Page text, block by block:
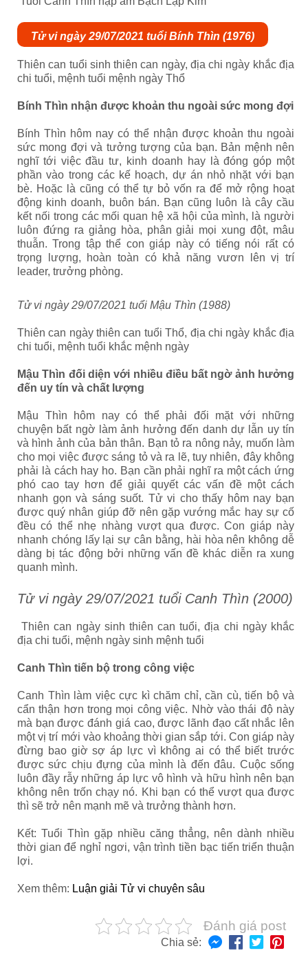
Tử vi ngày 29/07/2021 tuổi Bính Thìn (1976)
Thiên can tuổi sinh thiên can ngày, địa chi ngày khắc địa
chi tuổi, mệnh tuổi mệnh ngày Thổ
Bính Thìn nhận được khoản thu ngoài sức mong đợi
Bính Thìn hôm nay có thể nhận được khoản thu ngoài
sức mong đợi và tưởng tượng của bạn. Bản mệnh nên
nghĩ tới việc đầu tư, kinh doanh hay là đóng góp một
phần vào trong các kế hoạch, dự án nhỏ nhặt với bạn
bè. Hoặc là cũng có thể tự bỏ vốn ra để mở rộng hoạt
động kinh doanh, buôn bán. Bạn cũng luôn là cây cầu
kết nối trong các mối quan hệ xã hội của mình, là người
luôn đứng ra giảng hòa, phân giải mọi xung đột, mâu
thuẫn. Trong tập thể con giáp này có tiếng nói rất có
trọng lượng, hoàn toàn có khả năng vươn lên vị trí
leader, trưởng phòng.
Tử vi ngày 29/07/2021 tuổi Mậu Thìn (1988)
Thiên can ngày thiên can tuổi Thổ, địa chi ngày khắc địa
chi tuổi, mệnh tuổi khắc mệnh ngày
Mậu Thìn đối diện với nhiều điều bất ngờ ảnh hưởng
đến uy tín và chất lượng
Mậu Thìn hôm nay có thể phải đối mặt với những
chuyện bất ngờ làm ảnh hưởng đến danh dự lẫn uy tín
và hình ảnh của bản thân. Bạn tỏ ra nông nảy, muốn làm
cho mọi việc được sáng tỏ và ra lẽ, tuy nhiên, đây không
phải là cách hay ho. Bạn cần phải nghĩ ra một cách ứng
phó cao tay hơn để giải quyết các vấn đề một cách
nhanh gọn và sáng suốt. Tử vi cho thấy hôm nay bạn
được quý nhân giúp đỡ nên gặp vướng mắc hay sự cố
đều có thể nhẹ nhàng vượt qua được. Con giáp này
nhanh chóng lấy lại sự cân bằng, hài hòa nên không dễ
dàng bị tác động bởi những vấn đề khác diễn ra xung
quanh mình.
Tử vi ngày 29/07/2021 tuổi Canh Thìn (2000)
Thiên can ngày sinh thiên can tuổi, địa chi ngày khắc
địa chi tuổi, mệnh ngày sinh mệnh tuổi
Canh Thìn tiến bộ trong công việc
Canh Thìn làm việc cực kì chăm chỉ, cần cù, tiến bộ và
cẩn thận hơn trong mọi công việc. Nhờ vào thái độ này
mà bạn được đánh giá cao, được lãnh đạo cất nhắc lên
một vị trí mới vào khoảng thời gian sắp tới. Con giáp này
đừng bao giờ sợ áp lực vì không ai có thể biết trước
được sức chịu đựng của mình là đến đâu. Cuộc sống
luôn đầy rẫy những áp lực vô hình và hữu hình nên bạn
không nên trốn chạy nó. Khi bạn có thể vượt qua được
thì sẽ trở nên mạnh mẽ và trưởng thành hơn.
Kết: Tuổi Thìn gặp nhiều căng thẳng, nên dành nhiều
thời gian để nghỉ ngơi, vận trình tiền bạc tiến triển thuận
lợi.
Xem thêm: Luận giải Tử vi chuyên sâu
Đánh giá post
Chia sẻ: